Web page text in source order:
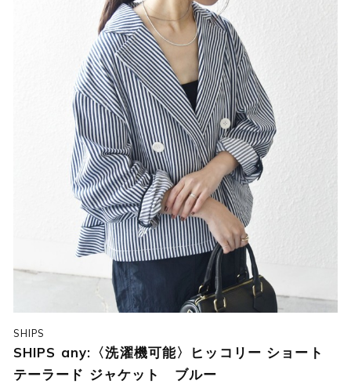
SHIPS
SHIPS any:〈洗濯機可能〉ヒッコリー ショート
テーラード ジャケット ブルー